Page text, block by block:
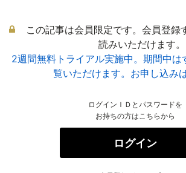
この記事は会員限定です。会員登録
読みいただけます。
2週間無料トライアル実施中。期間中は
覧いただけます。お申し込み
ログインＩＤとパスワードを
お持ちの方はこちらから
ログイン